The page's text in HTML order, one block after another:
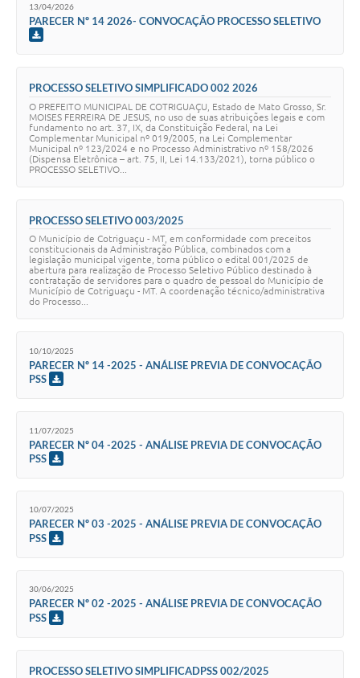
Galeria de Fotos
Contratos
Audiências Públicas
Arquivos para Download
Carta de Serviços
Projetos
Contas Públicas
Editais
Telefones Úteis
Jornal
Agenda
Diário Oficial
13/04/2026
PARECER Nº 14 2026- CONVOCAÇÃO PROCESSO SELETIVO
PROCESSO SELETIVO SIMPLIFICADO 002 2026
O PREFEITO MUNICIPAL DE COTRIGUAÇU, Estado de Mato Grosso, Sr.
MOISES FERREIRA DE JESUS, no uso de suas atribuições legais e com
fundamento no art. 37, IX, da Constituição Federal, na Lei
Complementar Municipal nº 019/2005, na Lei Complementar
Municipal nº 123/2024 e no Processo Administrativo nº 158/2026
(Dispensa Eletrônica – art. 75, II, Lei 14.133/2021), torna público o
PROCESSO SELETIVO...
PROCESSO SELETIVO 003/2025
O Município de Cotriguaçu - MT, em conformidade com preceitos
constitucionais da Administração Pública, combinados com a
legislação municipal vigente, torna público o edital 001/2025 de
abertura para realização de Processo Seletivo Público destinado à
contratação de servidores para o quadro de pessoal do Município de
Município de Cotriguaçu - MT. A coordenação técnico/administrativa
do Processo...
10/10/2025
PARECER Nº 14 -2025 - ANÁLISE PREVIA DE CONVOCAÇÃO
PSS
11/07/2025
PARECER Nº 04 -2025 - ANÁLISE PREVIA DE CONVOCAÇÃO
PSS
10/07/2025
PARECER Nº 03 -2025 - ANÁLISE PREVIA DE CONVOCAÇÃO
PSS
30/06/2025
PARECER Nº 02 -2025 - ANÁLISE PREVIA DE CONVOCAÇÃO
PSS
PROCESSO SELETIVO SIMPLIFICADPSS 002/2025